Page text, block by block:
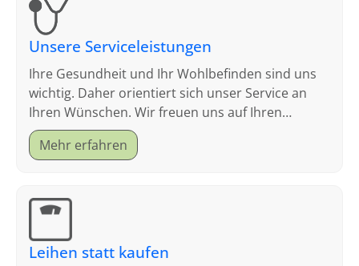
Unsere Serviceleistungen
Ihre Gesundheit und Ihr Wohlbefinden sind uns
wichtig. Daher orientiert sich unser Service an
Ihren Wünschen. Wir freuen uns auf Ihren
Besuch.
Mehr erfahren
Leihen statt kaufen